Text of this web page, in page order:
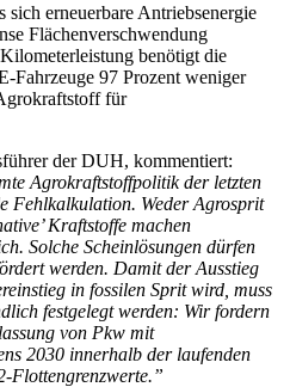
sich erneuerbare Antriebsenergie
Flächenverschwendung
benötigt die
Fahrzeuge 97 Prozent weniger
für
der DUH, kommentiert:
Agrokraftstoffpolitik der letzten
Fehlkalkulation. Weder Agrosprit
Kraftstoffe machen
Solche Scheinlösungen dürfen
werden. Damit der Ausstieg
in fossilen Sprit wird, muss
festgelegt werden: Wir fordern
von Pkw mit
2030 innerhalb der laufenden
Flottengrenzwerte.”